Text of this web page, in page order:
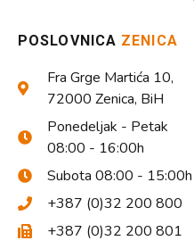
POSLOVNICA ZENICA
Fra Grge Martića 10,
72000 Zenica, BiH
Ponedeljak - Petak
08:00 - 16:00h
Subota 08:00 - 15:00h
+387 (0)32 200 800
+387 (0)32 200 801